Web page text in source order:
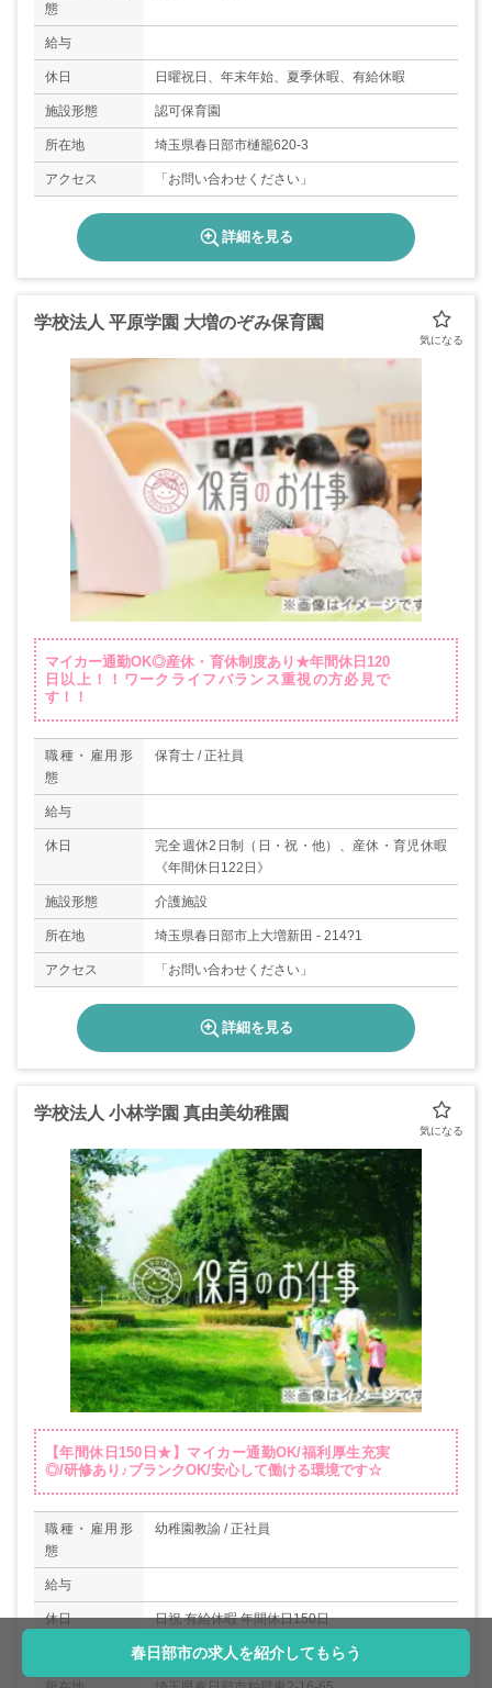
態
給与
休日 日曜祝日、年末年始、夏季休暇、有給休暇
施設形態 認可保育園
所在地 埼玉県春日部市樋籠620-3
アクセス 「お問い合わせください」
詳細を見る
学校法人 平原学園 大増のぞみ保育園
マイカー通勤OK◎産休・育休制度あり★年間休日120
日以上！！ワークライフバランス重視の方必見で
す！！
職種・雇用形
態
保育士 / 正社員
給与
休日
完全週休2日制（日・祝・他）、産休・育児休暇
《年間休日122日》
施設形態 介護施設
所在地 埼玉県春日部市上大増新田 - 214?1
アクセス 「お問い合わせください」
詳細を見る
学校法人 小林学園 真由美幼稚園
【年間休日150日★】マイカー通勤OK/福利厚生充実
◎/研修あり♪ブランクOK/安心して働ける環境です☆
職種・雇用形
態
幼稚園教諭 / 正社員
給与
休日 日祝 有給休暇 年間休日150日
認可保育園
春日部市の求人を紹介してもらう